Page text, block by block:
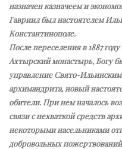
назначен казначеем и
Гавриил был настоятелем
Константинополе.
После переселения в 1887
Ахтырский монастырь, Богу
управление Свято-
архимандрита, новый
обители. При нем началось
связи с нехваткой средств
некоторыми насельниками
добровольных